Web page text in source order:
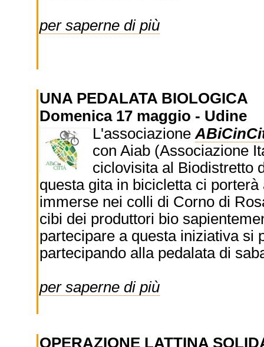
per saperne di più
UNA PEDALATA BIOLOGICA
Domenica 17 maggio - Udine
L'associazione
con Aiab (Associazione
ciclovisita al Biodistretto
questa gita in bicicletta ci
immerse nei colli di Corno di
cibi dei produttori bio
partecipare a questa iniziativa si
partecipando alla pedalata di
per saperne di più
OPERAZIONE LATTINA